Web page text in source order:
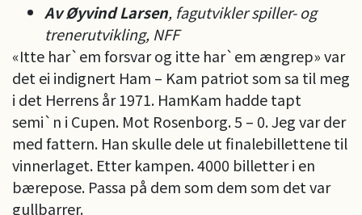
Av Øyvind Larsen, fagutvikler spiller- og
trenerutvikling, NFF
«Itte har`em forsvar og itte har`em ængrep» var
det ei indignert Ham – Kam patriot som sa til meg
i det Herrens år 1971. HamKam hadde tapt
semi`n i Cupen. Mot Rosenborg. 5 – 0. Jeg var der
med fattern. Han skulle dele ut finalebillettene til
vinnerlaget. Etter kampen. 4000 billetter i en
bærepose. Passa på dem som dem som det var
gullbarrer.